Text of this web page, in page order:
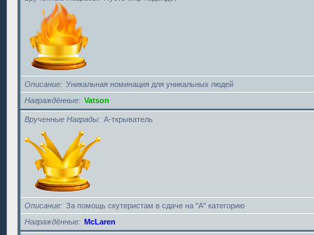
Описание
Уникальная номинация для уникальных людей
Награждённые
Vatson
Врученные Награды А-ткрыватель
Описание
За помощь скутеристам в сдаче на "А" категорию
Награждённые
McLaren